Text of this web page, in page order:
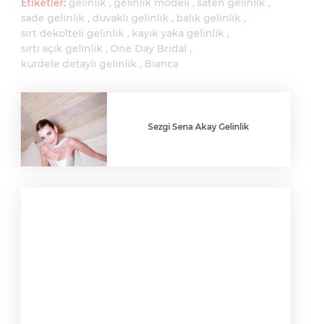
Etiketler: gelinlik gelinlik modeli
saten gelinlik
sade gelinlik
duvaklı gelinlik
balık gelinlik
sırt dekolteli gelinlik
kayık yaka gelinlik
sırtı açık gelinlik
One Day Bridal
kurdele detaylı gelinlik
Bianca
Sezgi Sena Akay Gelinlik